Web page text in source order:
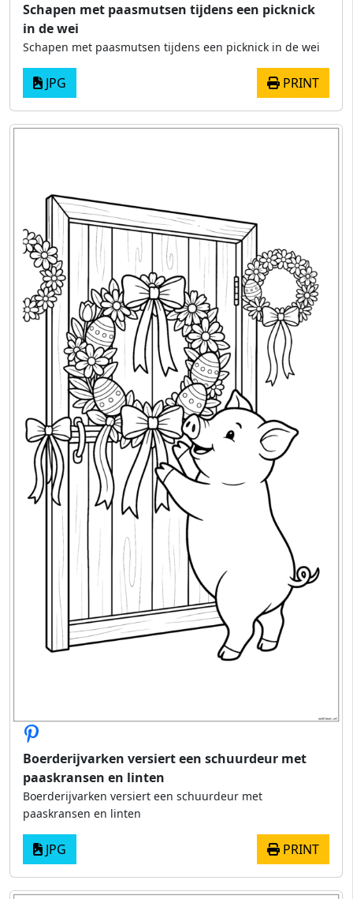
Schapen met paasmutsen tijdens een picknick
in de wei
Schapen met paasmutsen tijdens een picknick in de wei
JPG PRINT
Boerderijvarken versiert een schuurdeur met
paaskransen en linten
Boerderijvarken versiert een schuurdeur met
paaskransen en linten
JPG PRINT